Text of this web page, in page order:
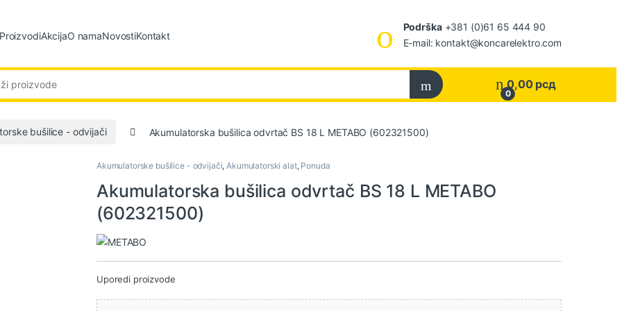
ProizvodiAkcijaO namaNovostiKontakt
Podrška+381 (0)61 65 444 90
E-mail: kontakt@koncarelektro.com
0
0,00 рсд
bušilice - odvijači Akumulatorska bušilica odvrtač BS 18 L METABO (602321500)
Akumulatorske bušilice - odvijači, Akumulatorski alat, Ponuda
Akumulatorska bušilica odvrtač BS 18 L METABO
(602321500)
Uporedi proizvode